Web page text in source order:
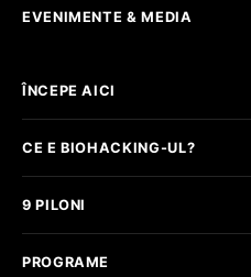
EVENIMENTE & MEDIA
ÎNCEPE AICI
CE E BIOHACKING-UL?
9 PILONI
PROGRAME